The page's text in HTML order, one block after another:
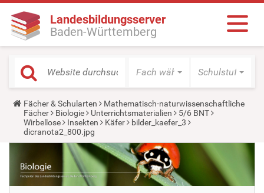
Landesbildungsserver
Baden-Württemberg
Fach wählen Schulstufe
Y
o
u
a
r
e
r
e
Fächer & Schularten
Mathematisch-naturwissenschaftliche
Fächer
Biologie Unterrichtsmaterialien
5/6 BNT
Wirbellose
Insekten Käfer
bilder_kaefer_3
dicranota2_800.jpg